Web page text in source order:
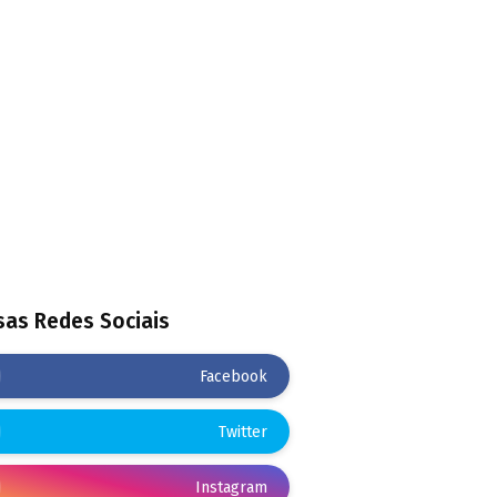
Redes Sociais
Facebook
Twitter
Instagram